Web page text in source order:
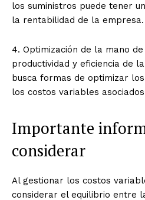
los suministros puede tener
la rentabilidad de la empresa.
4. Optimización de la mano
productividad y eficiencia de
busca formas de optimizar
los costos variables
Importante
considerar
Al gestionar los costos
considerar el equilibrio entre